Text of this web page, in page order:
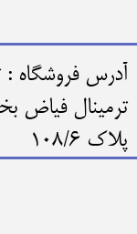
​​آدرس فروشگاه :
ترمینال فیاض
پلاک 108/6